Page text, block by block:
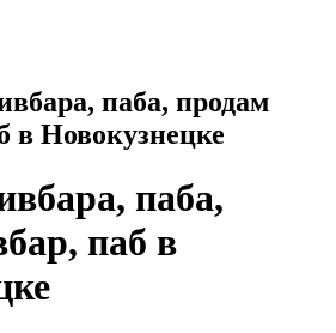
паба, продам
в Новокузнецке
паба,
паб в